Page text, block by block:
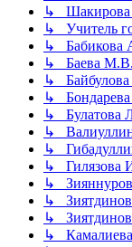
↳ Шакирова
↳ Учитель
↳ Бабикова
↳ Баева М.В.
↳ Байбулова
↳
↳ Булатова
↳
↳
↳ Гилязова
↳
↳
↳
↳